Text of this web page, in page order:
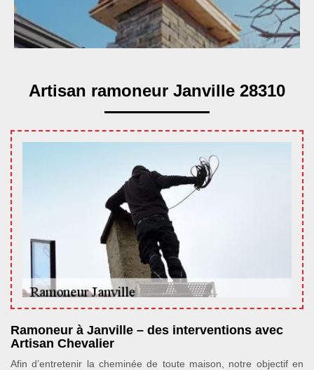
Artisan ramoneur Janville 28310
Ramoneur à Janville – des interventions avec
Artisan Chevalier
Afin d’entretenir la cheminée de toute maison, notre objectif en